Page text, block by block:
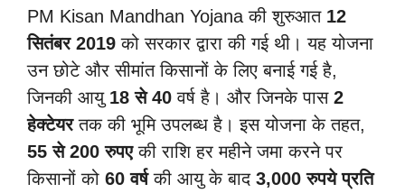
PM Kisan Mandhan Yojana की शुरुआत 12
सितंबर 2019 को सरकार द्वारा की गई थी। यह योजना
उन छोटे और सीमांत किसानों के लिए बनाई गई है,
जिनकी आयु 18 से 40 वर्ष है। और जिनके पास 2
हेक्टेयरतक की भूमि उपलब्ध है। इस योजना के तहत,
55 से 200 रुपएकी राशि हर महीने जमा करने पर
किसानों को 60 वर्षकी आयु के बाद3,000 रुपये प्रति